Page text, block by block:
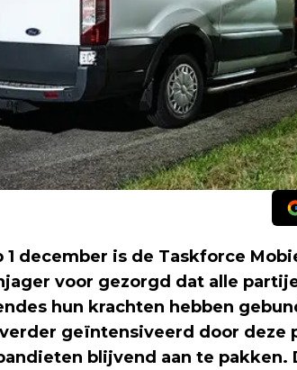
1 december is de Taskforce
voor gezorgd dat alle
hun krachten hebben
geïntensiveerd door
blijvend aan te